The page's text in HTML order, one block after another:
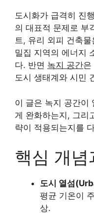
도시화가 급격히 진
의 대표적 문제로 부
트, 유리 외피 건축물
밀집 지역의 에너지
다. 반면 녹지 공간은
도시 생태계와 시민
이 글은 녹지 공간이
게 완화하는지, 그리
략이 적용되는지를
핵심 개념
도시 열섬
평균 기온이
상.